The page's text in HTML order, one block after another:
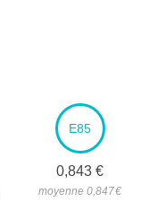
E85
0,843 €
moyenne 0,847€